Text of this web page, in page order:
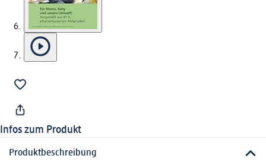
Infos zum Produkt
Produktbeschreibung